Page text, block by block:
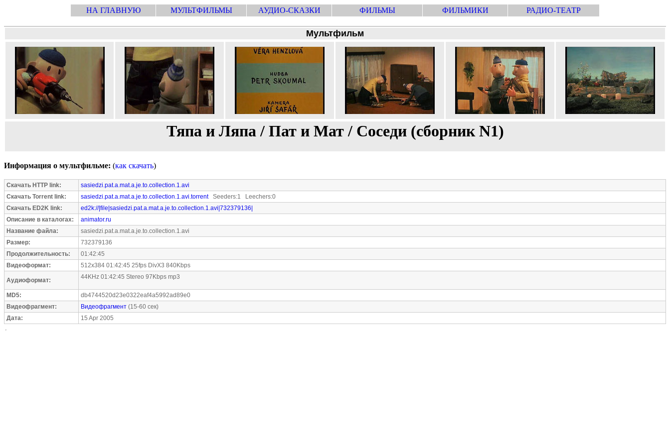
НА ГЛАВНУЮ МУЛЬТФИЛЬМЫ АУДИО-СКАЗКИ ФИЛЬМЫ ФИЛЬМИКИ РАДИО-ТЕАТР
Мультфильм
Тяпа и Ляпа / Пат и Мат / Соседи (сборник N1)
Информация о мультфильме: (как скачать)
Скачать HTTP link:
sasiedzi.pat.a.mat.a.je.to.collection.1.avi
Скачать Torrent link:
sasiedzi.pat.a.mat.a.je.to.collection.1.avi.torrentSeeders:1 Leechers:0
Скачать ED2K link:
ed2k://|file|sasiedzi.pat.a.mat.a.je.to.collection.1.avi|732379136|
Описание в каталогах:
animator.ru
Название файла:
sasiedzi.pat.a.mat.a.je.to.collection.1.avi
Размер:
732379136
Продолжительность:
01:42:45
Видеоформат:
512x384 01:42:45 25fps DivX3 840Kbps
Аудиоформат: 44KHz 01:42:45 Stereo 97Kbps mp3
MD5:
db4744520d23e0322eaf4a5992ad89e0
Видеофрагмент:
Видеофрагмент (15-60 сек)
Дата:
15 Apr 2005